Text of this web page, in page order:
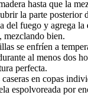
hasta que la
la parte posterior
del fuego y agrega la
, mezclando bien.
se enfríen a
al menos dos
perfecta.
en copas
espolvoreada por